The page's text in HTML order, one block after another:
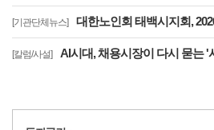
[기관단체뉴스] 대한노인회 태백시지회, 2026년
[칼럼/사설] AI시대, 채용시장이 다시 묻는 '